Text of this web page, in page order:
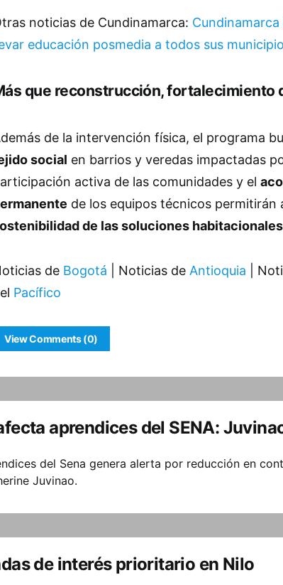
noticias de Cundinamarca:
educación posmedia a todos sus
que reconstrucción, fortalecimiento
de la intervención física, el programa
social en barrios y veredas impactadas
activa de las comunidades y el
de los equipos técnicos permitirán
de las soluciones habitacionales
de Bogotá | Noticias de Antioquia |
Pacífico
View Comments (0)
aprendices del SENA:
del Sena genera alerta por reducción en
Juvinao.
de interés prioritario en Nilo